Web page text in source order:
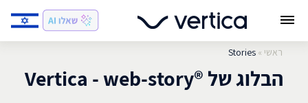
ראשי »
Stories
הבלוג של ®Vertica - web-story